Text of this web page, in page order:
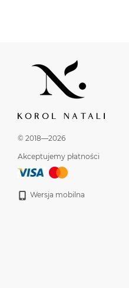
© 2018—2026
Akceptujemy płatności
Wersja mobilna